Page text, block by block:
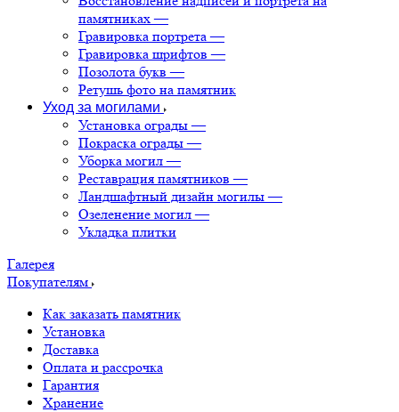
памятниках —
Гравировка портрета —
Гравировка шрифтов —
Позолота букв —
Ретушь фото на памятник
Уход за могилами
Установка ограды —
Покраска ограды —
Уборка могил —
Реставрация памятников —
Ландшафтный дизайн могилы —
Озеленение могил —
Укладка плитки
Галерея
Покупателям
Как заказать памятник
Установка
Доставка
Оплата и рассрочка
Гарантия
Хранение